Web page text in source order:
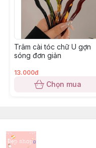
Trâm cài tóc chữ U gợn
sóng đơn giản
13.000đ
Chọn mua